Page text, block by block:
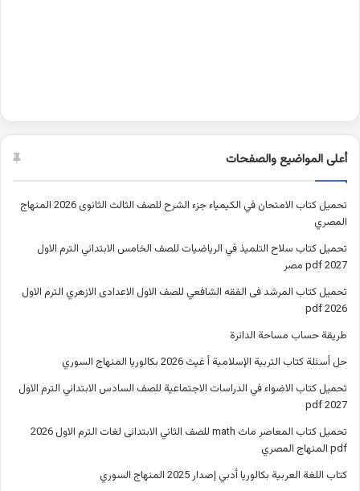
أعلى المواضيع والصفحات
تحميل كتاب الامتحان في الكيمياء جزء الشرح للصف الثالث الثانوى 2026 المنهاج
المصري
تحميل كتاب سلاح التلميذ في الرياضيات للصف الخامس الابتدائي الترم الاول
2027 pdf مصر
تحميل كتاب المرشد فى الفقه الشافعي للصف الاول الاعدادى الازهري الترم الاول
2026 pdf
طريقة حساب مساحة الدائرة
حل أسئلة كتاب التربية الإسلامية أ غيث 2026 بكالوريا المنهاج السوري
تحميل كتاب الاضواء في الدراسات الاجتماعية للصف السادس الابتدائي الترم الاول
2027 pdf
تحميل كتاب المعاصر ماث math للصف الثاني الابتدائى لغات الترم الاول 2026
pdf المنهاج المصري
كتاب اللغة العربية بكالوريا أدبي إصدار 2025 المنهاج السوري